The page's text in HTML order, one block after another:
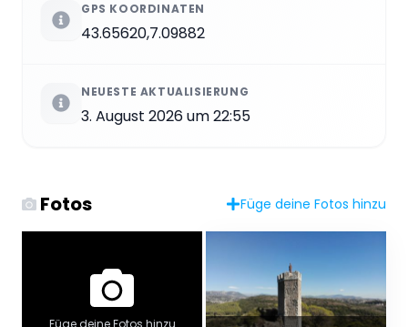
GPS KOORDINATEN
43.65620,7.09882
NEUESTE AKTUALISIERUNG
3. August 2026 um 22:55
Fotos Füge deine Fotos hinzu